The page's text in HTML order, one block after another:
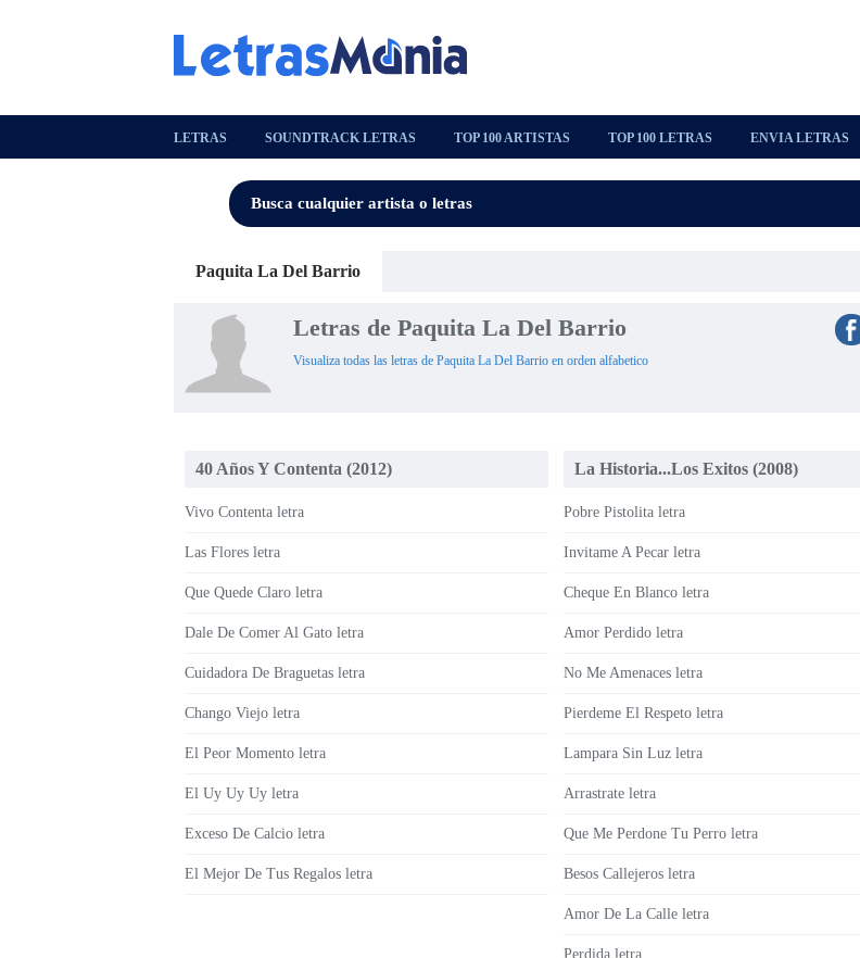
LETRAS SOUNDTRACK LETRAS TOP 100 ARTISTAS TOP 100 LETRAS ENVIA LETRAS
Paquita La Del Barrio
Letras de Paquita La Del Barrio
Visualiza todas las letras de Paquita La Del Barrio en orden alfabetico
40 Años Y Contenta (2012)
Vivo Contenta letra
Las Flores letra
Que Quede Claro letra
Dale De Comer Al Gato letra
Cuidadora De Braguetas letra
Chango Viejo letra
El Peor Momento letra
El Uy Uy Uy letra
Exceso De Calcio letra
El Mejor De Tus Regalos letra
La Historia...Los Exitos (2008)
Pobre Pistolita letra
Invitame A Pecar letra
Cheque En Blanco letra
Amor Perdido letra
No Me Amenaces letra
Pierdeme El Respeto letra
Lampara Sin Luz letra
Arrastrate letra
Que Me Perdone Tu Perro letra
Besos Callejeros letra
Amor De La Calle letra
Perdida letra